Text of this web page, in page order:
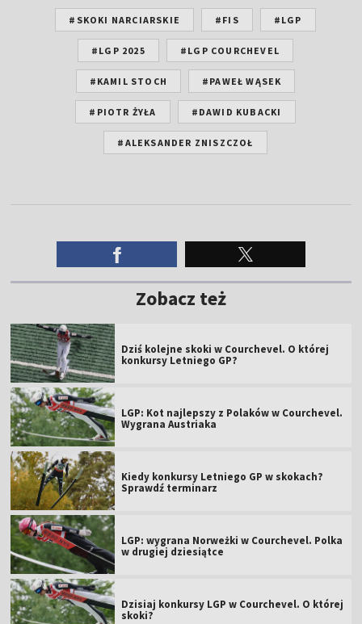
#SKOKI NARCIARSKIE #FIS #LGP
#LGP 2025 #LGP COURCHEVEL
#KAMIL STOCH #PAWEŁ WĄSEK
#PIOTR ŻYŁA #DAWID KUBACKI
#ALEKSANDER ZNISZCZOŁ
Zobacz też
Dziś kolejne skoki w Courchevel. O której
konkursy Letniego GP?
LGP: Kot najlepszy z Polaków w Courchevel.
Wygrana Austriaka
Kiedy konkursy Letniego GP w skokach?
Sprawdź terminarz
LGP: wygrana Norweżki w Courchevel. Polka
w drugiej dziesiątce
Dzisiaj konkursy LGP w Courchevel. O której
skoki?